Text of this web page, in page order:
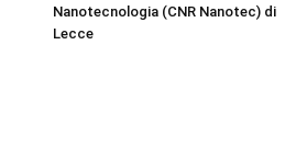
Nanotecnologia (CNR Nanotec) di
Lecce